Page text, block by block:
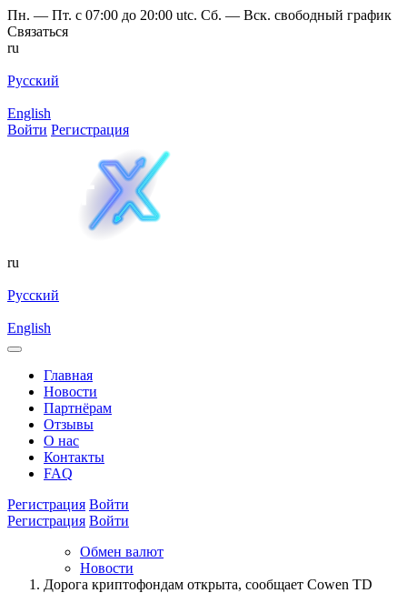
Пн. — Пт. с 07:00 до 20:00 utc. Сб. — Вск. свободный график
Связаться
ru
Русский
English
Войти Регистрация
ru
Русский
English
Главная
Новости
Партнёрам
Отзывы
О нас
Контакты
FAQ
Регистрация Войти
Регистрация Войти
Обмен валют
Новости
Дорога криптофондам открыта, сообщает Cowen TD